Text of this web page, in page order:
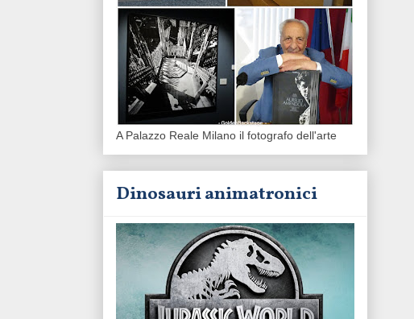
A Palazzo Reale Milano il fotografo dell'arte
Dinosauri animatronici